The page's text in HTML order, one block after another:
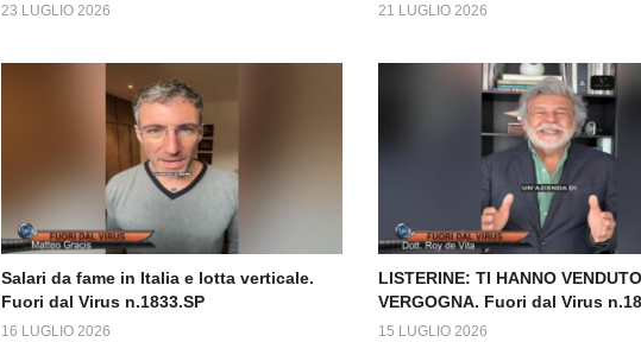
23 LUGLIO 2026 21 LUGLIO 2026
Salari da fame in Italia e lotta verticale.
Fuori dal Virus n.1833.SP
16 LUGLIO 2026
LISTERINE: TI HANNO
VERGOGNA. Fuori dal Virus
15 LUGLIO 2026